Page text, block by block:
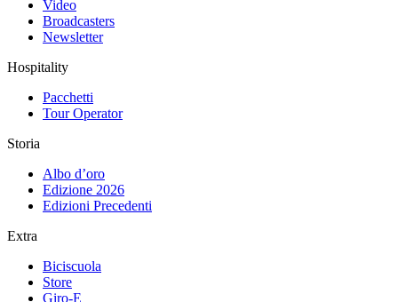
Video
Broadcasters
Newsletter
Hospitality
Pacchetti
Tour Operator
Storia
Albo d’oro
Edizione 2026
Edizioni Precedenti
Extra
Biciscuola
Store
Giro-E